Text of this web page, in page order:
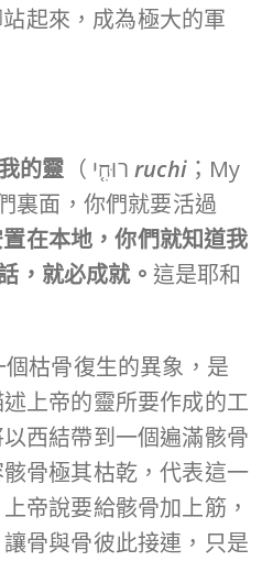
起來，成為極大的軍
我的靈 （ רוּחִ֤יruchi ；My
裏面，你們就要活過
在本地，你們就知道我
，就必成就。 這是耶和
枯骨復生的異象，是
上帝的靈所要作成的工
西結帶到一個遍滿骸骨
骨極其枯乾，代表這一
帝說要給骸骨加上筋，
骨與骨彼此接連，只是